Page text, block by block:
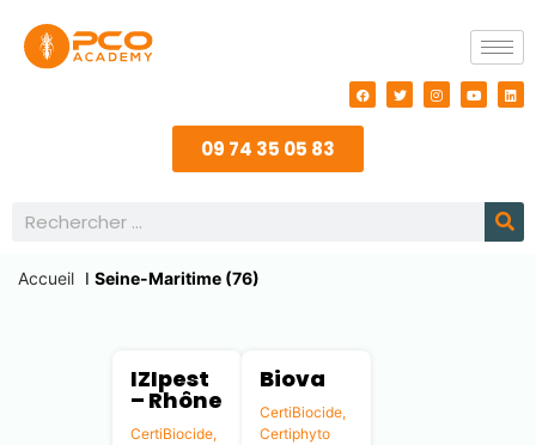
09 74 35 05 83
Accueil I Seine-Maritime (76)
IZIpest
– Rhône
CertiBiocide,
Biova
CertiBiocide,
Certiphyto